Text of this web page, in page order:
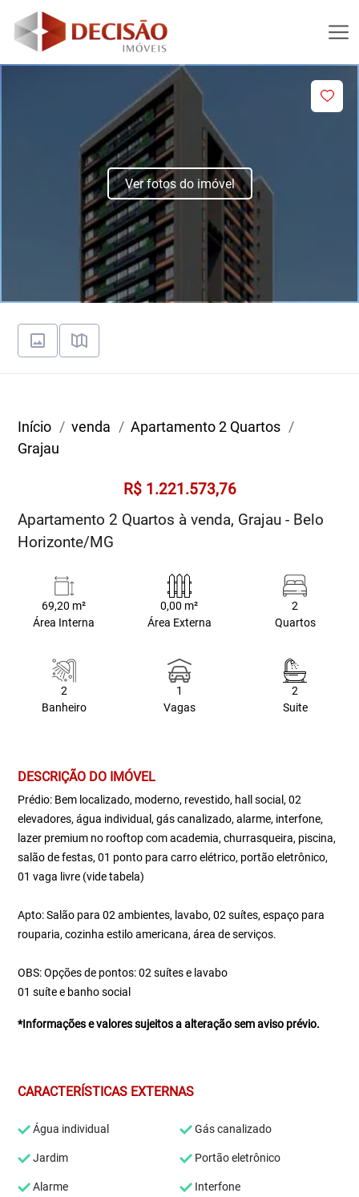
Ver fotos do imóvel
Início venda
Apartamento 2 Quartos
Grajau
R$ 1.221.573,76
Apartamento 2 Quartos à venda, Grajau - Belo
Horizonte/MG
69,20 m²
Área Interna
0,00 m²
Área Externa
2
Quartos
2
Banheiro
1
Vagas
2
Suite
DESCRIÇÃO DO IMÓVEL
Prédio: Bem localizado, moderno, revestido, hall social, 02
elevadores, água individual, gás canalizado, alarme, interfone,
lazer premium no rooftop com academia, churrasqueira, piscina,
salão de festas, 01 ponto para carro elétrico, portão eletrônico,
01 vaga livre (vide tabela)
Apto: Salão para 02 ambientes, lavabo, 02 suítes, espaço para
rouparia, cozinha estilo americana, área de serviços.
OBS: Opções de pontos: 02 suítes e lavabo
01 suíte e banho social
*Informações e valores sujeitos a alteração sem aviso prévio.
CARACTERÍSTICAS EXTERNAS
Água individual Gás canalizado
Jardim Portão eletrônico
Alarme Interfone